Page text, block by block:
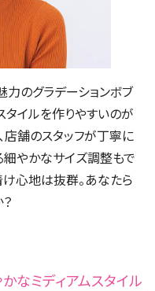
力のグラデーションボブ
タイルを作りやすいのが
店舗のスタッフが丁寧に
細やかなサイズ調整もで
心地は抜群。あなたら
なミディアムスタイル